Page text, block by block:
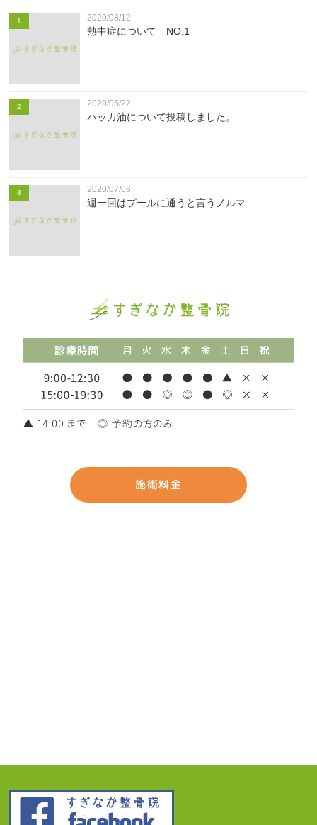
1 2020/08/12
熱中症について NO.1
2 2020/05/22
ハッカ油について投稿しました。
3 2020/07/06
週一回はプールに通うと言うノルマ
施術料金